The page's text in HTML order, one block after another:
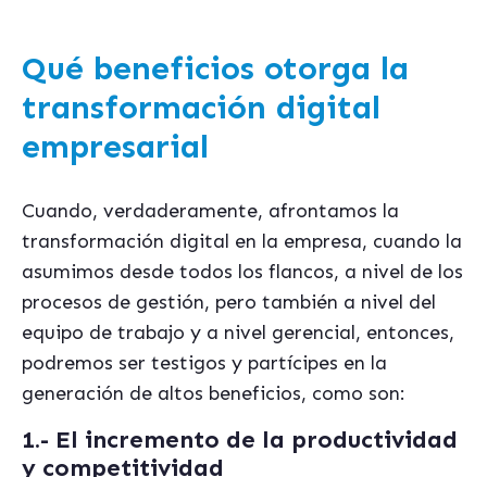
Qué beneficios otorga la
transformación digital
empresarial
Cuando, verdaderamente, afrontamos la
transformación digital en la empresa, cuando la
asumimos desde todos los flancos, a nivel de los
procesos de gestión, pero también a nivel del
equipo de trabajo y a nivel gerencial, entonces,
podremos ser testigos y partícipes en la
generación de altos beneficios, como son:
1.- El incremento de la productividad
y competitividad